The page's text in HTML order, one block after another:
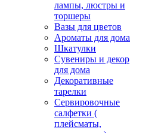
лампы, люстры и
торшеры
Вазы для цветов
Ароматы для дома
Шкатулки
Сувениры и декор
для дома
Декоративные
тарелки
Сервировочные
салфетки (
плейсматы,